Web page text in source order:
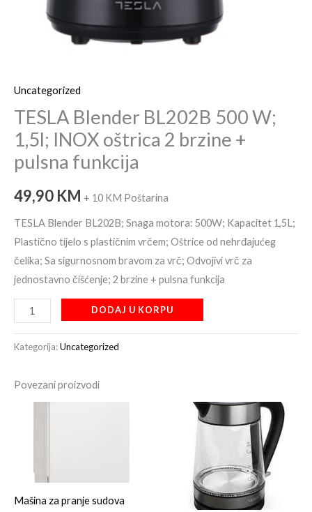
Uncategorized
TESLA Blender BL202B 500 W;
1,5l; INOX oštrica 2 brzine +
pulsna funkcija
49,90 KM + 10 KM Poštarina
TESLA Blender BL202B; Snaga motora: 500W; Kapacitet 1,5L;
Plastično tijelo s plastičnim vrčem; Oštrice od nehrđajućeg
čelika; Sa sigurnosnom bravom za vrč; Odvojivi vrč za
jednostavno čišćenje; 2 brzine + pulsna funkcija
DODAJ U KORPU
Kategorija:Uncategorized
Povezani proizvodi
Mašina za pranje sudova